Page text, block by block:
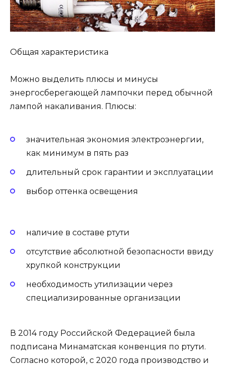
Общая характеристика
Можно выделить плюсы и минусы
энергосберегающей лампочки перед обычной
лампой накаливания. Плюсы:
значительная экономия электроэнергии,
как минимум в пять раз
длительный срок гарантии и эксплуатации
выбор оттенка освещения
наличие в составе ртути
отсутствие абсолютной безопасности ввиду
хрупкой конструкции
необходимость утилизации через
специализированные организации
В 2014 году Российской Федерацией была
подписана Минаматская конвенция по ртути.
Согласно которой, с 2020 года производство и